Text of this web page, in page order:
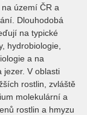
území ČR a
Dlouhodobá
na typické
hydrobiologie,
a na
jezer. V oblasti
rostlin, zvláště
molekulární a
rostlin a hmyzu